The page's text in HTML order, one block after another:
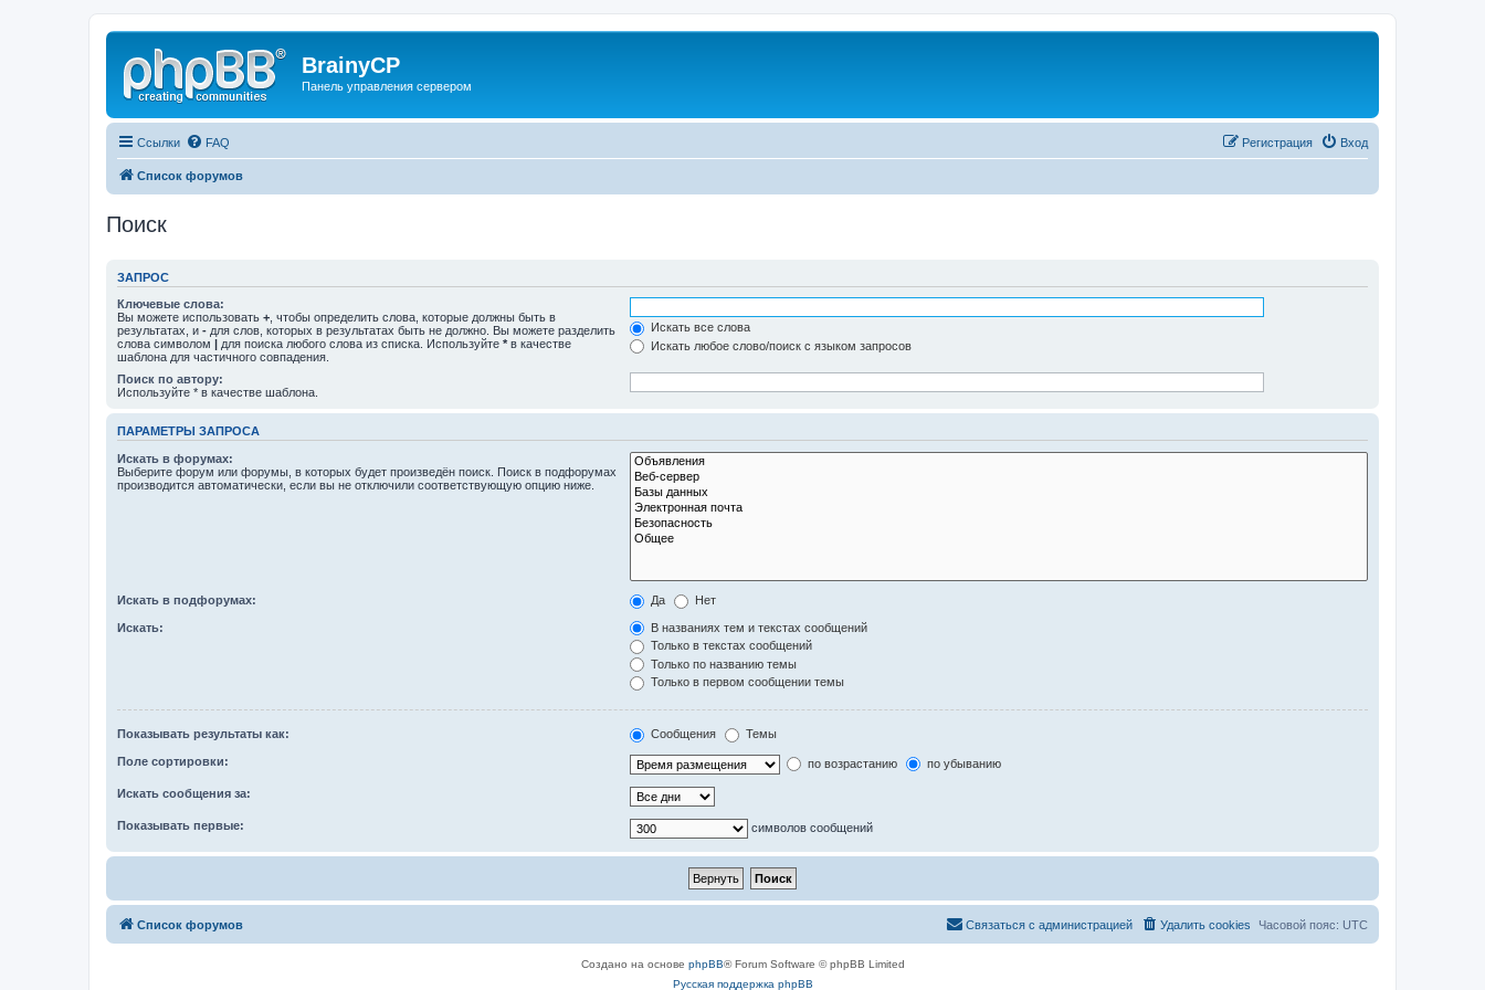
BrainyCP
Панель управления сервером
Ссылки FAQ Вход
Регистрация
Список форумов
Поиск
ЗАПРОС
Ключевые слова:
Вы можете использовать + , чтобы определить слова, которые должны быть в
результатах, и - для слов, которых в результатах быть не должно. Вы можете разделить
слова символом | для поиска любого слова из списка. Используйте * в качестве
шаблона для частичного совпадения.
Искать все слова
Искать любое слово/поиск с языком запросов
Поиск по автору:
Используйте * в качестве шаблона.
ПАРАМЕТРЫ ЗАПРОСА
Искать в форумах:
Выберите форум или форумы, в которых будет произведён поиск. Поиск в подфорумах
производится автоматически, если вы не отключили соответствующую опцию ниже.
Искать в подфорумах: Да Нет
Искать:
В названиях тем и текстах сообщений
Только в текстах сообщений
Только по названию темы
Только в первом сообщении темы
Показывать результаты как: Сообщения Темы
Поле сортировки: по возрастанию по убыванию
Искать сообщения за:
Показывать первые: символов сообщений
Список форумов Часовой пояс: UTC
Удалить cookies
Связаться с администрацией
Создано на основе phpBB® Forum Software © phpBB Limited
Русская поддержка phpBB